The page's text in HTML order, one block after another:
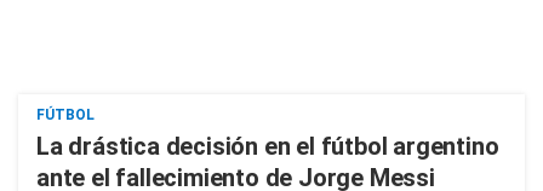
FÚTBOL
La drástica decisión en el fútbol argentino
ante el fallecimiento de Jorge Messi